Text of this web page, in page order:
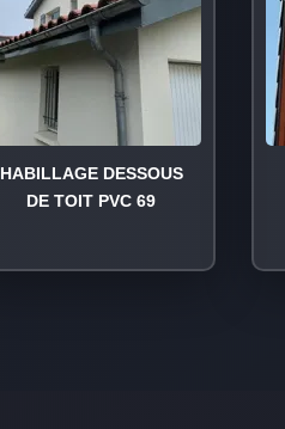
HABILLAGE DESSOUS
DE TOIT PVC 69